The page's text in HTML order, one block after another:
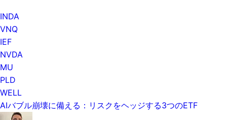
INDA
VNQ
IEF
NVDA
MU
PLD
WELL
AIバブル崩壊に備える：リスクをヘッジする3つのETF